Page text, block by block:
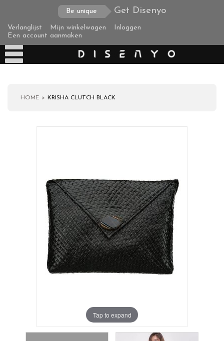
Be unique Get Disenyo
Verlanglijst Mijn winkelwagen
Inloggen
Een account aanmaken
Zakelijke klanten
HOME KRISHA CLUTCH BLACK
Tap to expand